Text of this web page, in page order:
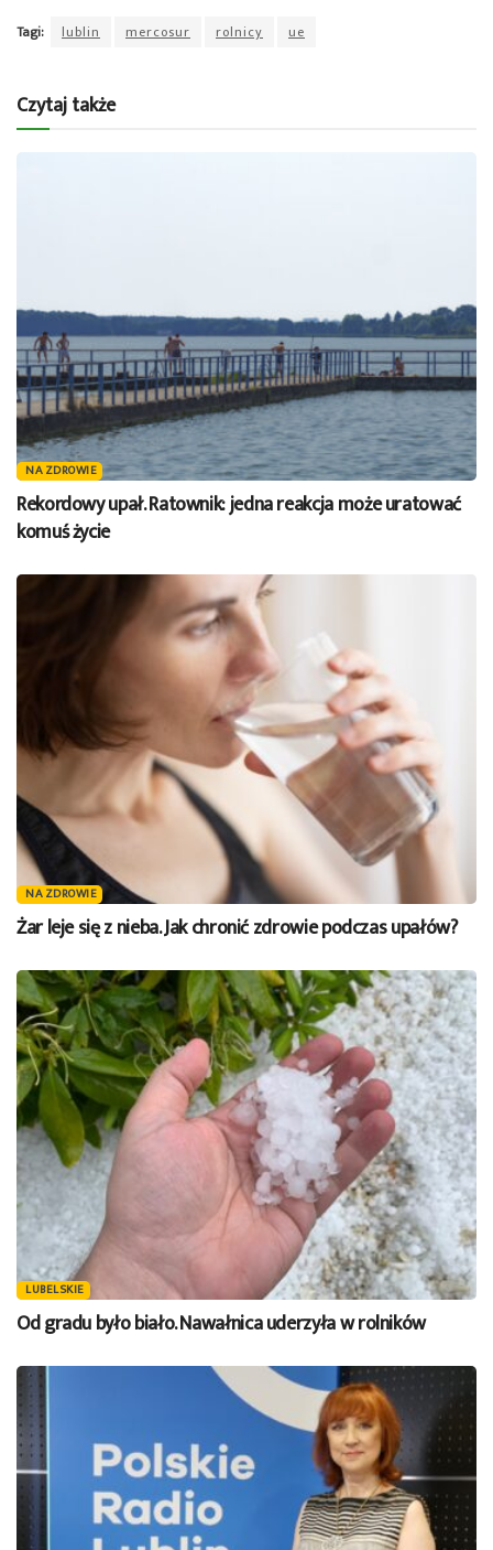
Tagi: lublin mercosur rolnicy ue
Czytaj także
NA ZDROWIE
Rekordowy upał. Ratownik: jedna reakcja może uratować
komuś życie
NA ZDROWIE
Żar leje się z nieba. Jak chronić zdrowie podczas upałów?
LUBELSKIE
Od gradu było biało. Nawałnica uderzyła w rolników